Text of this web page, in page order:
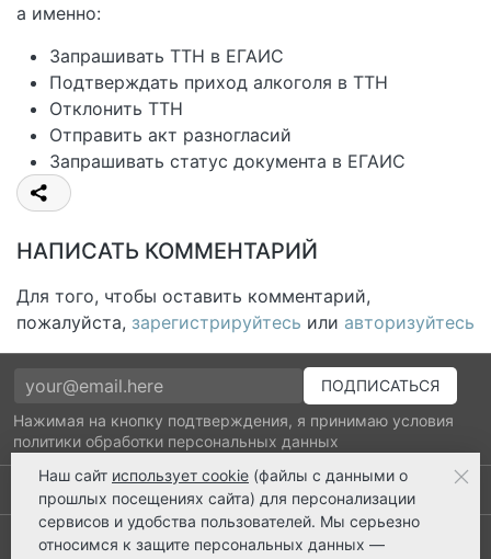
а именно:
Запрашивать ТТН в ЕГАИС
Подтверждать приход алкоголя в ТТН
Отклонить ТТН
Отправить акт разногласий
Запрашивать статус документа в ЕГАИС
НАПИСАТЬ КОММЕНТАРИЙ
Для того, чтобы оставить комментарий,
пожалуйста, зарегистрируйтесь или авторизуйтесь
Нажимая на кнопку подтверждения, я принимаю условия
политики обработки персональных данных
Выполнено заказов: 52530
8 800 2018-054
Наш сайт использует cookie (файлы с данными о
прошлых посещениях сайта) для персонализации
сервисов и удобства пользователей. Мы серьезно
относимся к защите персональных данных —